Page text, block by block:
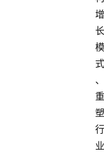
增
长
模
式
、
重
塑
行
业